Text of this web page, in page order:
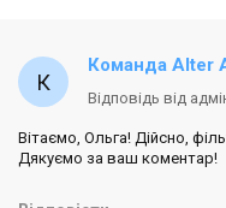
Команда Alter
Відповідь від
Вітаємо, Ольга! Дійсно,
Дякуємо за ваш коментар!